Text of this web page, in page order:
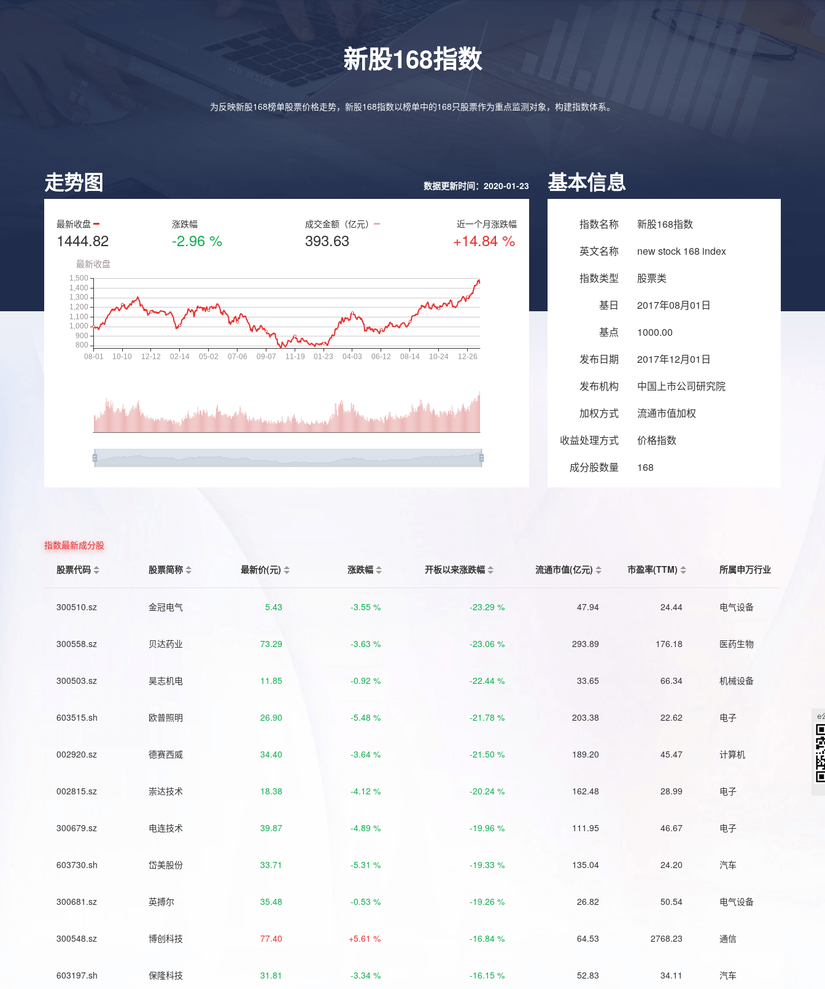
新股168指数
为反映新股168榜单股票价格走势，新股168指数以榜单中的168只股票作为重点监测对象，构建指数体系。
走势图 数据更新时间：2020-01-23
最新收盘
1444.82
涨跌幅
-2.96 %
成交金额（亿元）
393.63
近一个月涨跌幅
+14.84 %
基本信息
指数名称
新股168指数
英文名称
new stock 168 index
指数类型
股票类
基日
2017年08月01日
基点
1000.00
发布日期
2017年12月01日
发布机构
中国上市公司研究院
加权方式
流通市值加权
收益处理方式
价格指数
成分股数量
168
指数最新成分股
股票代码
股票简称 最新价(元) 涨跌幅 开板以来涨跌幅 流通市值(亿元) 市盈率(TTM) 所属申万行业
300510.sz 金冠电气 5.43 -3.55 % -23.29 % 47.94 24.44 电气设备
300558.sz 贝达药业 73.29 -3.63 % -23.06 % 293.89 176.18 医药生物
300503.sz 昊志机电 11.85 -0.92 % -22.44 % 33.65 66.34 机械设备
603515.sh 欧普照明 26.90 -5.48 % -21.78 % 203.38 22.62 电子
002920.sz 德赛西威 34.40 -3.64 % -21.50 % 189.20 45.47 计算机
002815.sz 崇达技术 18.38 -4.12 % -20.24 % 162.48 28.99 电子
300679.sz 电连技术 39.87 -4.89 % -19.96 % 111.95 46.67 电子
603730.sh 岱美股份 33.71 -5.31 % -19.33 % 135.04 24.20 汽车
300681.sz 英搏尔 35.48 -0.53 % -19.26 % 26.82 50.54 电气设备
300548.sz 博创科技 77.40 +5.61 % -16.84 % 64.53 2768.23 通信
603197.sh 保隆科技 31.81 -3.34 % -16.15 % 52.83 34.11 汽车